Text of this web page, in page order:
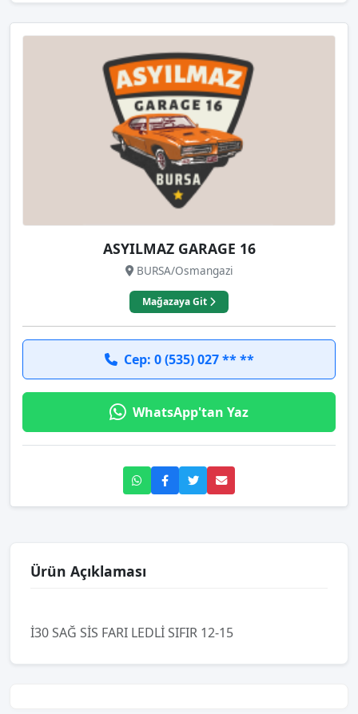
ASYILMAZ GARAGE 16
BURSA/Osmangazi
Mağazaya Git
Cep: 0 (535) 027 ** **
WhatsApp'tan Yaz
Ürün Açıklaması
İ30 SAĞ SİS FARI LEDLİ SIFIR 12-15